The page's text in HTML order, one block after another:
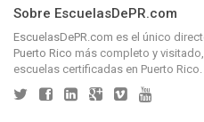
Sobre EscuelasDePR.com
EscuelasDePR.com es el único
Puerto Rico más completo y
escuelas certificadas en Puerto Rico.